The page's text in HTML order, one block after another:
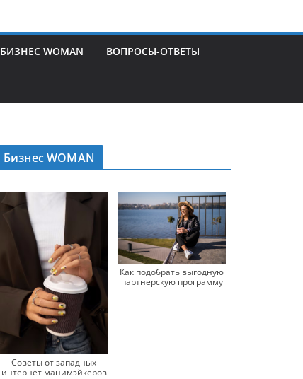
БИЗНЕС WOMAN ВОПРОСЫ-ОТВЕТЫ
Бизнес WOMAN
Советы от западных
интернет манимэйкеров
Как подобрать выгодную
партнерскую программу